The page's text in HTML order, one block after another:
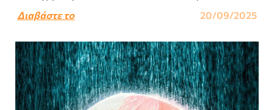
Διαβάστε το
20/09/2025